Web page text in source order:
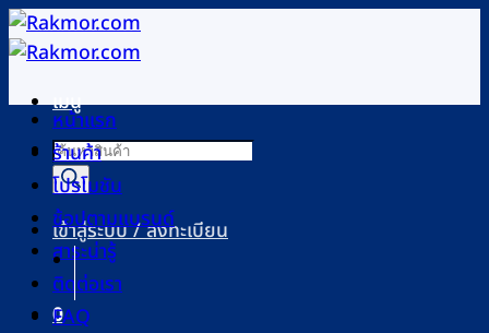
ข้าม
ไป
เนื้อหาเมนู
Products
search
เข้าสู่ระบบ / ลงทะเบียน
0
หน้าแรก
ร้านค้า
โปรโมชัน
ช้อปตามแบรนด์
สาระน่ารู้
ติดต่อเรา
FAQ